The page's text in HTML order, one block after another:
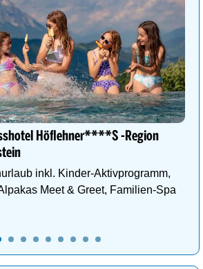
Höflehner****S -Region
inkl. Kinder-Aktivprogramm,
Meet & Greet, Familien-Spa